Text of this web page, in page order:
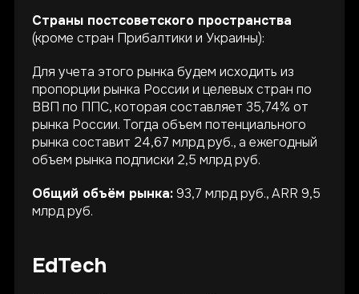
Страны постсоветского пространства
(кроме стран Прибалтики и Украины):
Для учета этого рынка будем исходить из
пропорции рынка России и целевых стран по
ВВП по ППС, которая составляет 35,74% от
рынка России. Тогда объем потенциального
рынка составит 24,67 млрд руб., а ежегодный
объем рынка подписки 2,5 млрд руб.
Общий объём рынка:93,7 млрд руб., ARR 9,5
млрд руб.
EdTech